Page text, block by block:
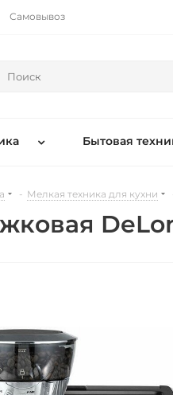
Самовывоз
Бытовая
- Мелкая техника для кухни